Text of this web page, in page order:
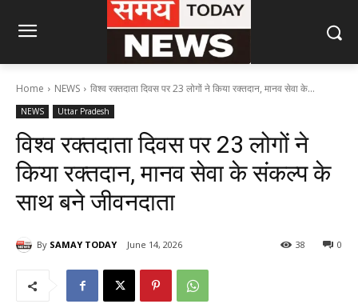
Home NEWS विश्व रक्तदाता दिवस पर 23 लोगों ने किया रक्तदान, मानव सेवा के...
NEWS Uttar Pradesh
विश्व रक्तदाता दिवस पर 23 लोगों ने
किया रक्तदान, मानव सेवा के संकल्प के
साथ बने जीवनदाता
By SAMAY TODAY June 14, 2026 0
38